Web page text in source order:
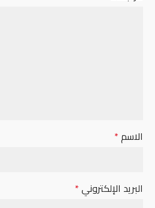
الاسم*
البريد الإلكتروني*